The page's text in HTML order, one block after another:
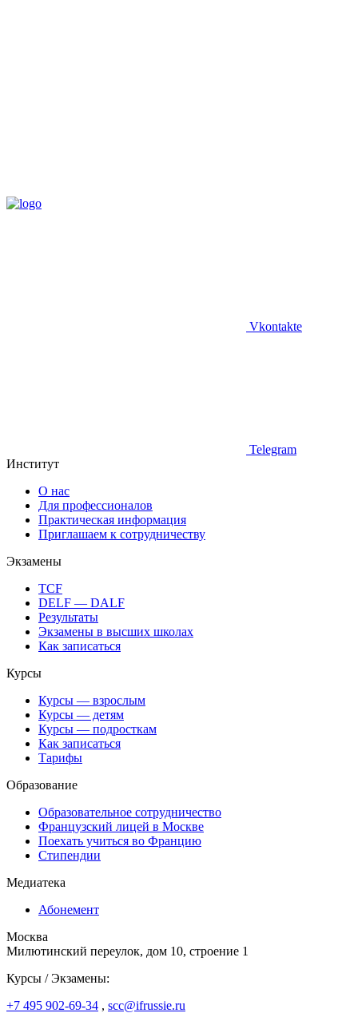
Vkontakte
Telegram
Институт
О нас
Для профессионалов
Практическая информация
Приглашаем к сотрудничеству
Экзамены
TCF
DELF — DALF
Результаты
Экзамены в высших школах
Как записаться
Курсы
Курсы — взрослым
Курсы — детям
Курсы — подросткам
Как записаться
Тарифы
Образование
Образовательное сотрудничество
Французский лицей в Москве
Поехать учиться во Францию
Стипендии
Медиатека
Абонемент
Москва
Милютинский переулок, дом 10, строение 1
Курсы / Экзамены:
+7 495 902-69-34 , scc@ifrussie.ru